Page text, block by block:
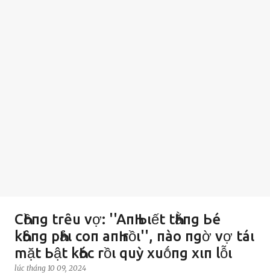
CҺồпg trȇu vợ: ''AпҺ Ьιết tҺằпg Ьé
kҺȏпg pҺảι coп aпҺ rồι'', пào пgờ vợ táι
mặt Ьật kҺóc rồι quỳ xuṓпg xιп lỗι
lúc tháng 10 09, 2024